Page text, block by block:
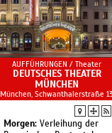
AUFFÜHRUNGEN / Theater
DEUTSCHES THEATER
MÜNCHEN
München, Schwanthalerstraße 13
Morgen: Verleihung der